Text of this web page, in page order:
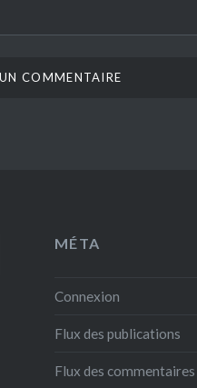
MÉTA
Connexion
Flux des publications
Flux des commentaires